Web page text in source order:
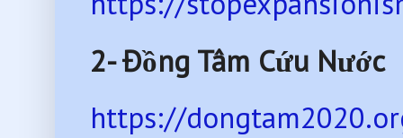
2- Đồng Tâm Cứu Nước
https://